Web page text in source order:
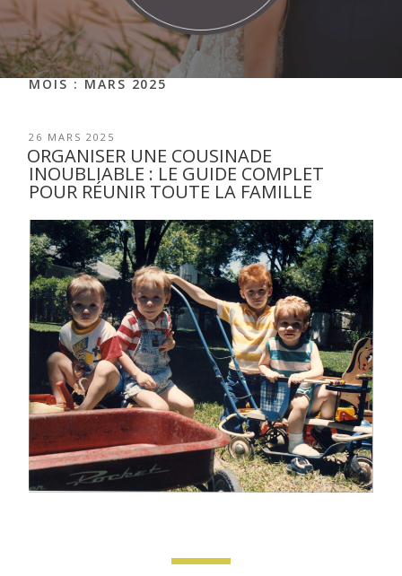
MOIS :MARS 2025
26 MARS 2025
ORGANISER UNE COUSINADE
INOUBLIABLE : LE GUIDE COMPLET
POUR RÉUNIR TOUTE LA FAMILLE